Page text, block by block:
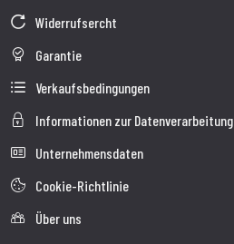
Widerrufsercht
Garantie
Verkaufsbedingungen
Informationen zur Datenverarbeitung
Unternehmensdaten
Cookie-Richtlinie
Über uns